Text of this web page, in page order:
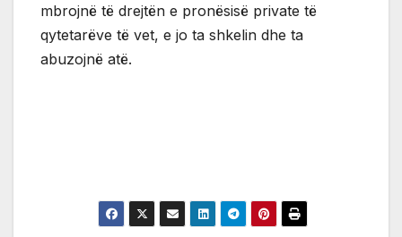
mbrojnë të drejtën e pronësisë private të
qytetarëve të vet, e jo ta shkelin dhe ta
abuzojnë atë.